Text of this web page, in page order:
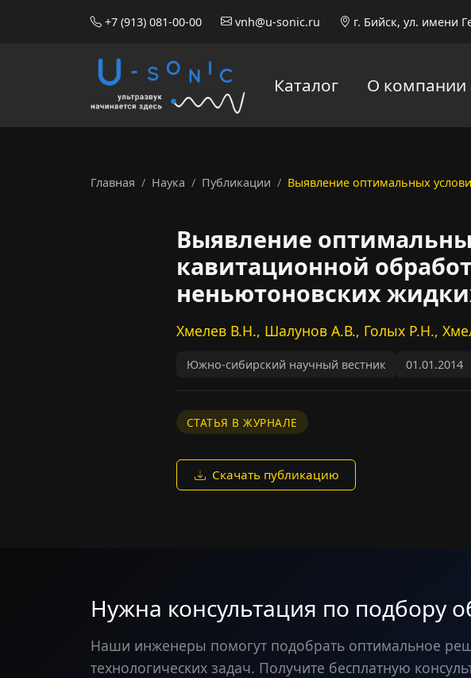
+7 (913) 081-00-00 vnh@u-sonic.ru г. Бийск, ул. имени
Каталог О компании
Главная Наука Публикации Выявление оптимальных
Выявление
кавитационной
неньютоновских
Хмелев В.Н., Шалунов А.В., Голых Р.Н.,
Южно-сибирский научный вестник 01.01.2014
СТАТЬЯ В ЖУРНАЛЕ
Скачать публикацию
Нужна консультация по подбору
Наши инженеры помогут подобрать оптимальное
технологических задач. Получите бесплатную